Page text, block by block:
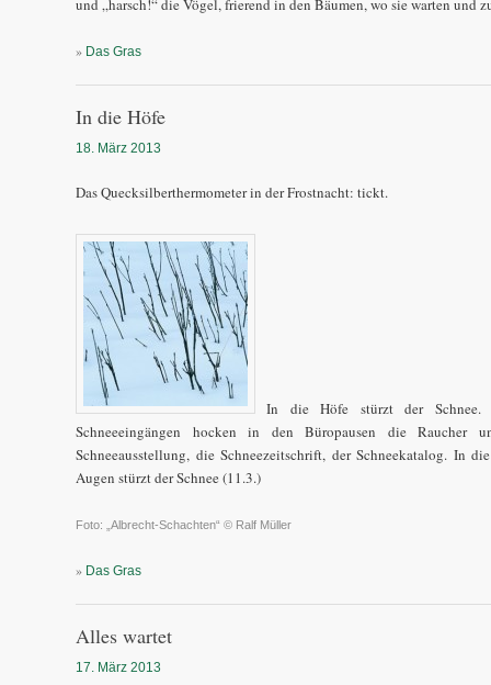
und „harsch!“ die Vögel, frierend in den Bäumen, wo sie warten und
» Das Gras
In die Höfe
18. März 2013
Das Quecksilberthermometer in der Frostnacht: tickt.
In die Höfe stürzt der Schnee.
Schneeeingängen hocken in den Büropausen die
Schneeausstellung, die Schneezeitschrift, der Schneekatalog. In
Augen stürzt der Schnee (11.3.)
Foto: „Albrecht-Schachten“ © Ralf Müller
» Das Gras
Alles wartet
17. März 2013